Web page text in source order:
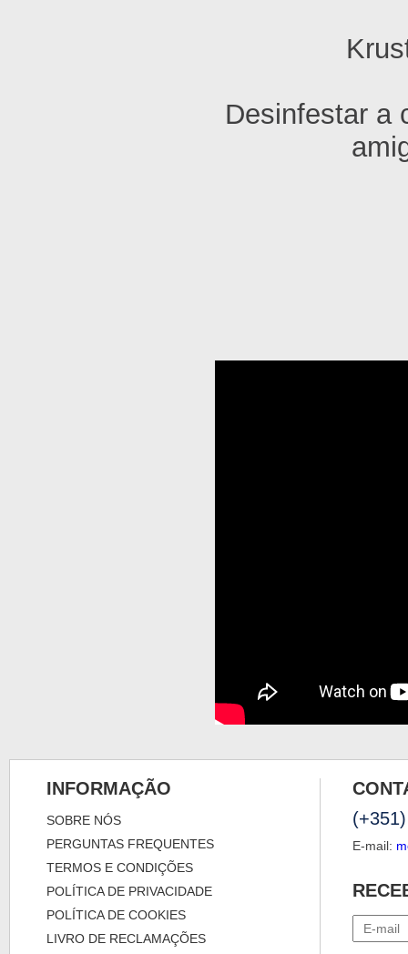
Desinfestar a
INFORMAÇÃO
SOBRE NÓS
PERGUNTAS FREQUENTES
TERMOS E CONDIÇÕES
POLÍTICA DE PRIVACIDADE
POLÍTICA DE COOKIES
LIVRO DE RECLAMAÇÕES
E-mail: